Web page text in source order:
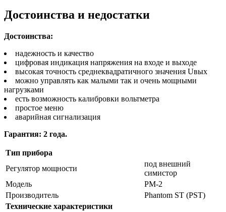
Достоинства и недостатки
Достоинства:
надежность и качество
цифровая индикация напряжения на входе и выходе
высокая точность среднеквадратичного значения Uвых
можно управлять как малыми так и очень мощными
нагрузками
есть возможность калибровки вольтметра
простое меню
аварийная сигнализация
Гарантия: 2 года.
Тип прибора
Регулятор мощности
под внешний
симистор
Модель
РМ-2
Производитель
Phantom ST (PST)
Технические характеристики